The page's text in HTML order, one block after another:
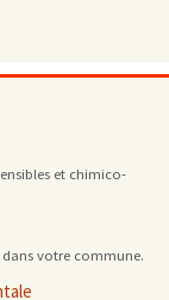
et chimico-
dans votre commune.